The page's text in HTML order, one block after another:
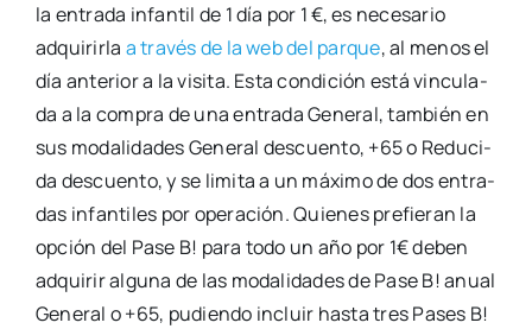
la entra­da infan­til de 1 día por 1 €, es nece­sa­rio
adqui­rir­la a tra­vés de la web del par­que, al menos el
día ante­rior a la visi­ta. Esta con­di­ción está vin­cu­la­
da a la com­pra de una entra­da Gene­ral, tam­bién en
sus moda­li­da­des Gene­ral des­cuen­to, +65 o Redu­ci­
da des­cuen­to, y se limi­ta a un máxi­mo de dos entra­
das infan­ti­les por ope­ra­ción. Quie­nes pre­fie­ran la
opción del Pase B! para todo un año por 1€ deben
adqui­rir algu­na de las moda­li­da­des de Pase B! anual
Gene­ral o +65, pudien­do incluir has­ta tres Pases B!